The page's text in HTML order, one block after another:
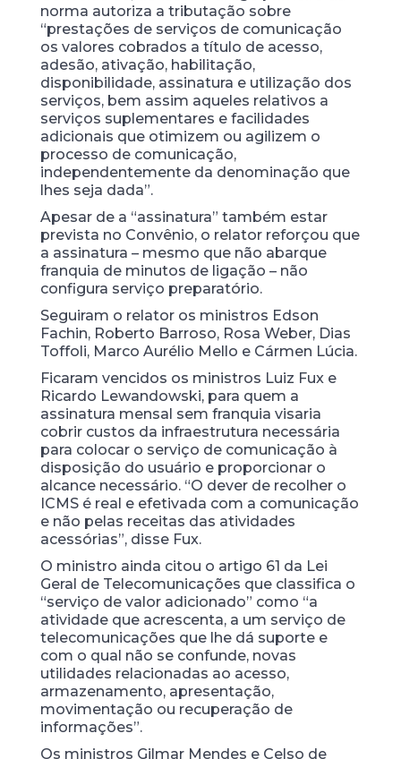
norma autoriza a tributação sobre
“prestações de serviços de comunicação
os valores cobrados a título de acesso,
adesão, ativação, habilitação,
disponibilidade, assinatura e utilização dos
serviços, bem assim aqueles relativos a
serviços suplementares e facilidades
adicionais que otimizem ou agilizem o
processo de comunicação,
independentemente da denominação que
lhes seja dada”.
Apesar de a “assinatura” também estar
prevista no Convênio, o relator reforçou que
a assinatura – mesmo que não abarque
franquia de minutos de ligação – não
configura serviço preparatório.
Seguiram o relator os ministros Edson
Fachin, Roberto Barroso, Rosa Weber, Dias
Toffoli, Marco Aurélio Mello e Cármen Lúcia.
Ficaram vencidos os ministros Luiz Fux e
Ricardo Lewandowski, para quem a
assinatura mensal sem franquia visaria
cobrir custos da infraestrutura necessária
para colocar o serviço de comunicação à
disposição do usuário e proporcionar o
alcance necessário. “O dever de recolher o
ICMS é real e efetivada com a comunicação
e não pelas receitas das atividades
acessórias”, disse Fux.
O ministro ainda citou o artigo 61 da Lei
Geral de Telecomunicações que classifica o
“serviço de valor adicionado” como “a
atividade que acrescenta, a um serviço de
telecomunicações que lhe dá suporte e
com o qual não se confunde, novas
utilidades relacionadas ao acesso,
armazenamento, apresentação,
movimentação ou recuperação de
informações”.
Os ministros Gilmar Mendes e Celso de